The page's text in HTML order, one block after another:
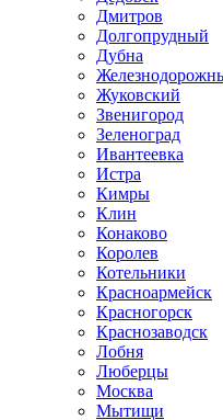
Дмитров
Долгопрудный
Дубна
Жуковский
Звенигород
Зеленоград
Ивантеевка
Истра
Кимры
Клин
Конаково
Королев
Котельники
Красноармейск
Красногорск
Краснозаводск
Лобня
Люберцы
Москва
Мытищи